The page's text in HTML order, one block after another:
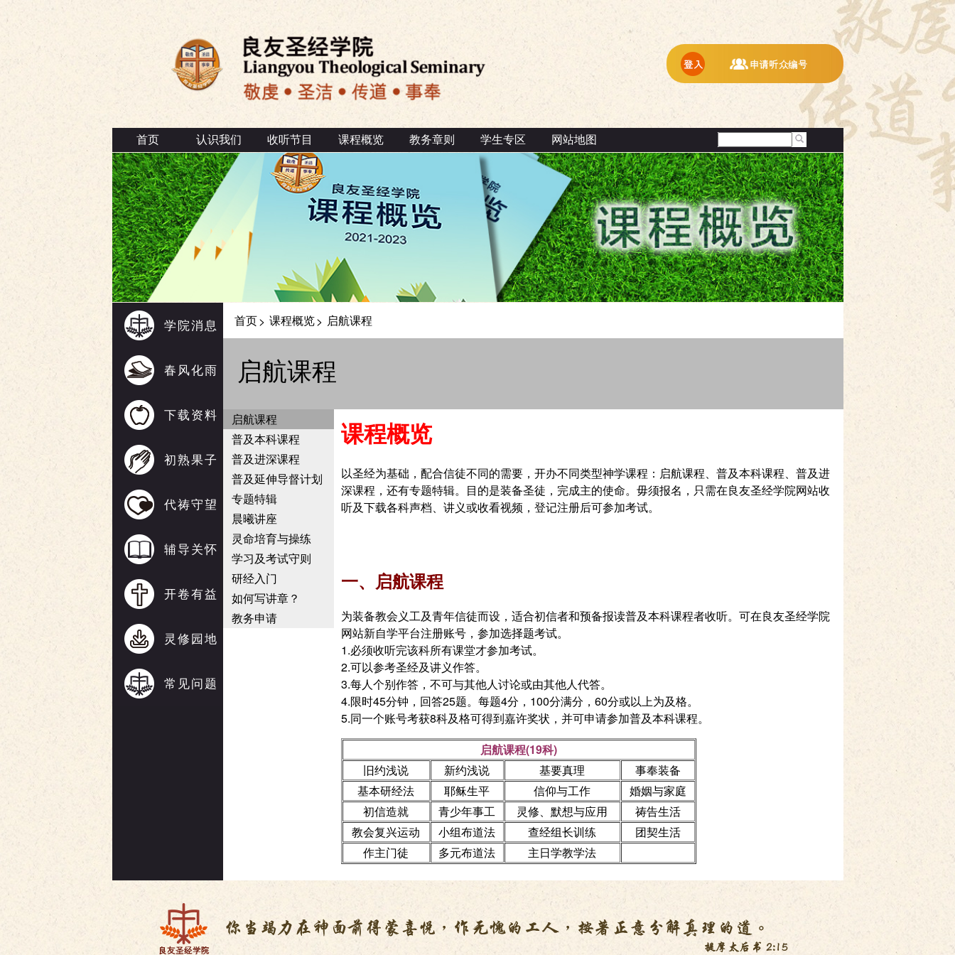
首页 认识我们 收听节目 课程概览 教务章则 学生专区 网站地图
学院消息
春风化雨
下载资料
初熟果子
代祷守望
辅导关怀
开卷有益
灵修园地
常见问题
首页> 课程概览> 启航课程
启航课程
启航课程
普及本科课程
普及进深课程
普及延伸导督计划
专题特辑
晨曦讲座
灵命培育与操练
学习及考试守则
研经入门
如何写讲章？
教务申请
课程概览
以圣经为基础，配合信徒不同的需要，开办不同类型神学课程：启航课程、普及本科课程、普及进
深课程，还有专题特辑。目的是装备圣徒，完成主的使命。毋须报名，只需在良友圣经学院网站收
听及下载各科声档、讲义或收看视频，登记注册后可参加考试。
一、启航课程
为装备教会义工及青年信徒而设，适合初信者和预备报读普及本科课程者收听。可在良友圣经学院
网站新自学平台注册账号，参加选择题考试。
1.必须收听完该科所有课堂才参加考试。
2.可以参考圣经及讲义作答。
3.每人个别作答，不可与其他人讨论或由其他人代答。
4.限时45分钟，回答25题。每题4分，100分满分，60分或以上为及格。
5.同一个账号考获8科及格可得到嘉许奖状，并可申请参加普及本科课程。
启航课程(19科)
旧约浅说
新约浅说 基要真理
事奉装备
基本研经法
耶稣生平 信仰与工作
婚姻与家庭
初信造就
青少年事工 灵修、默想与应用
祷告生活
教会复兴运动
小组布道法 查经组长训练
团契生活
作主门徒
多元布道法 主日学教学法